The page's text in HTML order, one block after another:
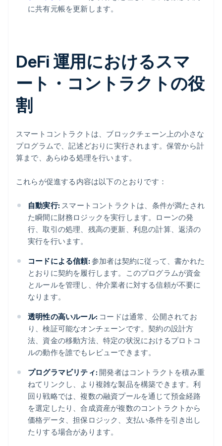
に共有元帳を更新します。
DeFi 運用におけるスマ
ート・コントラクトの役
割
スマートコントラクトは、ブロックチェーン上の小さな
プログラムで、記述どおりに実行されます。保管から計
算まで、あらゆる処理を行います。
これらが促進する内容は以下のとおりです：
自動実行: スマートコントラクトは、条件が満たされ
た瞬間に財務ロジックを実行します。ローンの発
行、取引の処理、残高の更新、利息の計算、返済の
実行を行います。
コードによる信頼: 参加者は契約に従って、書かれた
とおりに契約を履行します。このプログラムが資金
とルールを管理し、仲介業者に対する信頼が不要に
なります。
透明性の高いルール: コードは通常、公開されてお
り、検証可能なオンチェーンです。契約の設計方
法、資金の移動方法、特定の状況におけるプロトコ
ルの動作を誰でもレビューできます。
プログラマビリティ: 開発者はコントラクトを積み重
ねてリンクし、より複雑な製品を構築できます。利
回り戦略では、複数の融資プールを通じて預金経路
を選定したり、合成資産が複数のコントラクトから
価格データ、担保ロジック、支払い条件を引き出し
たりする場合があります。